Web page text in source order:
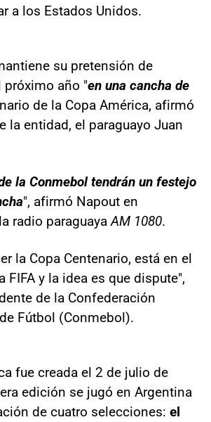
a los Estados Unidos.
su pretensión de
año "en una cancha de
de la Copa América, afirmó
la entidad, el paraguayo Juan
la Conmebol tendrán un festejo
", afirmó Napout en
radio paraguaya AM 1080.
la Copa Centenario, está en el
FIFA y la idea es que dispute",
de la Confederación
Fútbol (Conmebol).
fue creada el 2 de julio de
edición se jugó en Argentina
de cuatro selecciones: el